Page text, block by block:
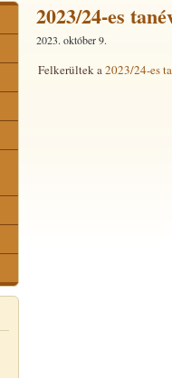
2023/24-es
2023. október 9.
Felkerültek a2023/24-es